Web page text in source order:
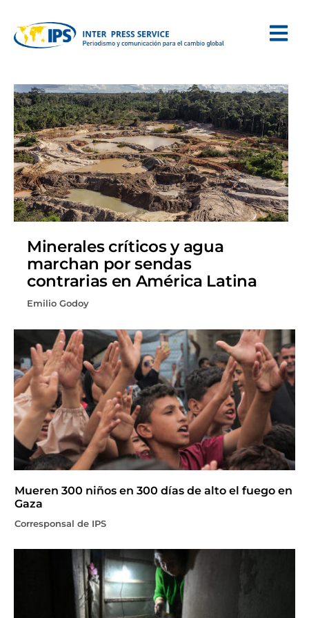
Minerales críticos y agua
marchan por sendas
contrarias en América Latina
Emilio Godoy
Mueren 300 niños en 300 días de alto el fuego en
Gaza
Corresponsal de IPS